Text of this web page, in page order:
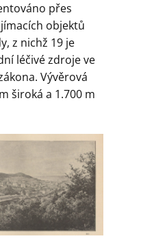
přes
objektů
z nichž 19 je
léčivé zdroje ve
Vývěrová
široká a 1.700 m